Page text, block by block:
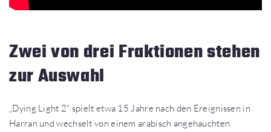
Zwei von drei Fraktionen stehen
zur Auswahl
„Dying Light 2“ spielt etwa 15 Jahre nach den Ereignissen in
Harran und wechselt von einem arabisch angehauchten